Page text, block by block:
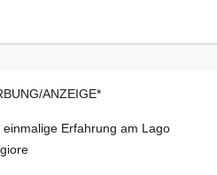
ANZEIGE*
einmalige Erfahrung am Lago